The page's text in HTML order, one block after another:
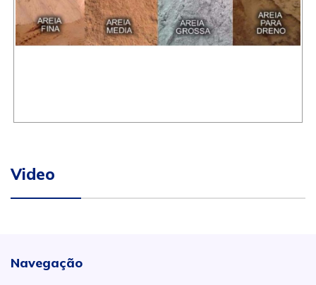
Video
Navegação